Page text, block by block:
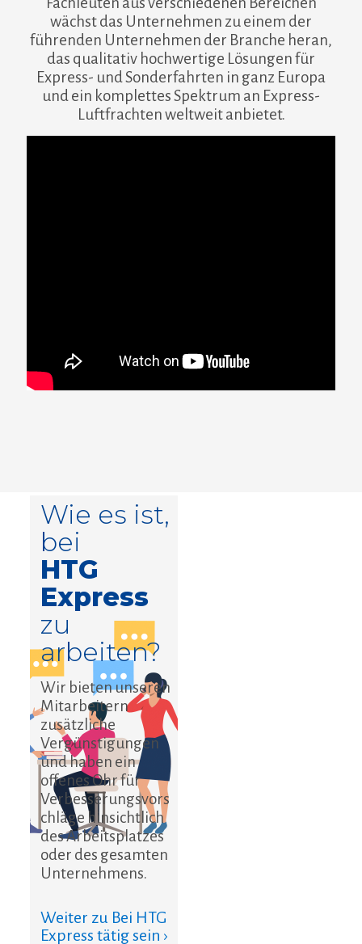
wächst das Unternehmen zu einem der
führenden Unternehmen der Branche heran,
das qualitativ hochwertige Lösungen für
Express- und Sonderfahrten in ganz Europa
und ein komplettes Spektrum an Express-
Luftfrachten weltweit anbietet.
Wie es ist,
bei
HTG
Express
zu
arbeiten?
Wir bieten unseren
Mitarbeitern
zusätzliche
Vergünstigungen
und haben ein
offenes Ohr für
Verbesserungsvors
chläge hinsichtlich
des Arbeitsplatzes
oder des gesamten
Unternehmens.
Weiter zu Bei HTG
Express tätig sein ›